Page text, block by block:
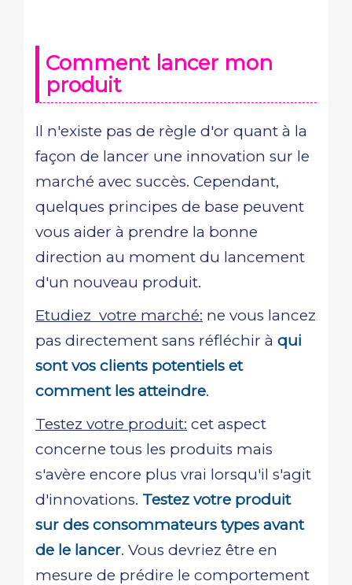
Comment lancer mon
produit
Il n'existe pas de règle d'or quant à la
façon de lancer une innovation sur le
marché avec succès. Cependant,
quelques principes de base peuvent
vous aider à prendre la bonne
direction au moment du lancement
d'un nouveau produit.
Etudiez votre marché: ne vous lancez
pas directement sans réfléchir à qui
sont vos clients potentiels et
comment les atteindre.
Testez votre produit: cet aspect
concerne tous les produits mais
s'avère encore plus vrai lorsqu'il s'agit
d'innovations. Testez votre produit
sur des consommateurs types avant
de le lancer. Vous devriez être en
mesure de prédire le comportement